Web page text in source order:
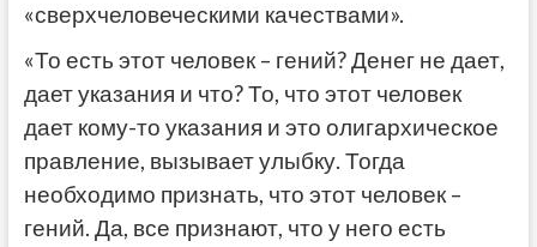
«сверхчеловеческими качествами».
«То есть этот человек – гений? Денег не дает,
дает указания и что? То, что этот человек
дает кому-то указания и это олигархическое
правление, вызывает улыбку. Тогда
необходимо признать, что этот человек –
гений. Да, все признают, что у него есть